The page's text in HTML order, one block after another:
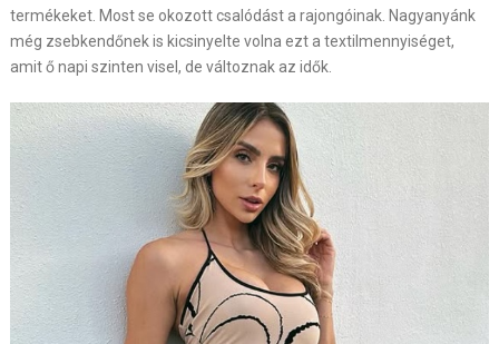
termékeket. Most se okozott csalódást a rajongóinak. Nagyanyánk
még zsebkendőnek is kicsinyelte volna ezt a textilmennyiséget,
amit ő napi szinten visel, de változnak az idők.